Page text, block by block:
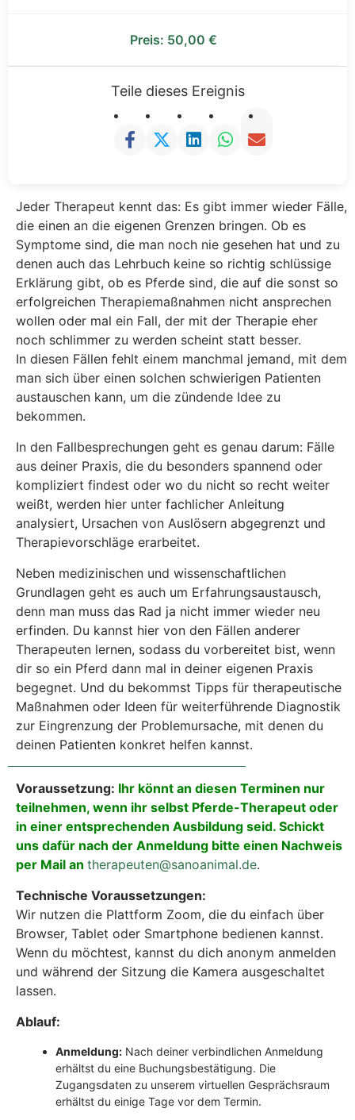
Preis: 50,00 €
Teile dieses Ereignis
Jeder Therapeut kennt das: Es gibt immer wieder Fälle,
die einen an die eigenen Grenzen bringen. Ob es
Symptome sind, die man noch nie gesehen hat und zu
denen auch das Lehrbuch keine so richtig schlüssige
Erklärung gibt, ob es Pferde sind, die auf die sonst so
erfolgreichen Therapiemaßnahmen nicht ansprechen
wollen oder mal ein Fall, der mit der Therapie eher
noch schlimmer zu werden scheint statt besser.
In diesen Fällen fehlt einem manchmal jemand, mit dem
man sich über einen solchen schwierigen Patienten
austauschen kann, um die zündende Idee zu
bekommen.
In den Fallbesprechungen geht es genau darum: Fälle
aus deiner Praxis, die du besonders spannend oder
kompliziert findest oder wo du nicht so recht weiter
weißt, werden hier unter fachlicher Anleitung
analysiert, Ursachen von Auslösern abgegrenzt und
Therapievorschläge erarbeitet.
Neben medizinischen und wissenschaftlichen
Grundlagen geht es auch um Erfahrungsaustausch,
denn man muss das Rad ja nicht immer wieder neu
erfinden. Du kannst hier von den Fällen anderer
Therapeuten lernen, sodass du vorbereitet bist, wenn
dir so ein Pferd dann mal in deiner eigenen Praxis
begegnet. Und du bekommst Tipps für therapeutische
Maßnahmen oder Ideen für weiterführende Diagnostik
zur Eingrenzung der Problemursache, mit denen du
deinen Patienten konkret helfen kannst.
Voraussetzung: Ihr könnt an diesen Terminen nur
teilnehmen, wenn ihr selbst Pferde-Therapeut oder
in einer entsprechenden Ausbildung seid. Schickt
uns dafür nach der Anmeldung bitte einen Nachweis
per Mail an therapeuten@sanoanimal.de.
Technische Voraussetzungen:
Wir nutzen die Plattform Zoom, die du einfach über
Browser, Tablet oder Smartphone bedienen kannst.
Wenn du möchtest, kannst du dich anonym anmelden
und während der Sitzung die Kamera ausgeschaltet
lassen.
Ablauf:
Anmeldung: Nach deiner verbindlichen Anmeldung
erhältst du eine Buchungsbestätigung. Die
Zugangsdaten zu unserem virtuellen Gesprächsraum
erhältst du einige Tage vor dem Termin.